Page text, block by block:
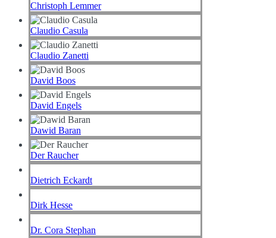
Christoph Lemmer
Claudio Casula
Claudio Zanetti
David Boos
David Engels
Dawid Baran
Der Raucher
Dietrich Eckardt
Dirk Hesse
Dr. Cora Stephan